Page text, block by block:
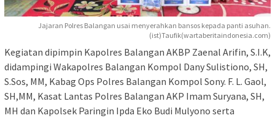
Jajaran Polres Balangan usai menyerahkan bansos kepada panti asuhan.
(ist)Taufik(wartaberitaindonesia.com)
Kegiatan dipimpin Kapolres Balangan AKBP Zaenal Arifin, S.I.K,
didampingi Wakapolres Balangan Kompol Dany Sulistiono, SH,
S.Sos, MM, Kabag Ops Polres Balangan Kompol Sony. F. L. Gaol,
SH,MM, Kasat Lantas Polres Balangan AKP Imam Suryana, SH,
MH dan Kapolsek Paringin Ipda Eko Budi Mulyono serta